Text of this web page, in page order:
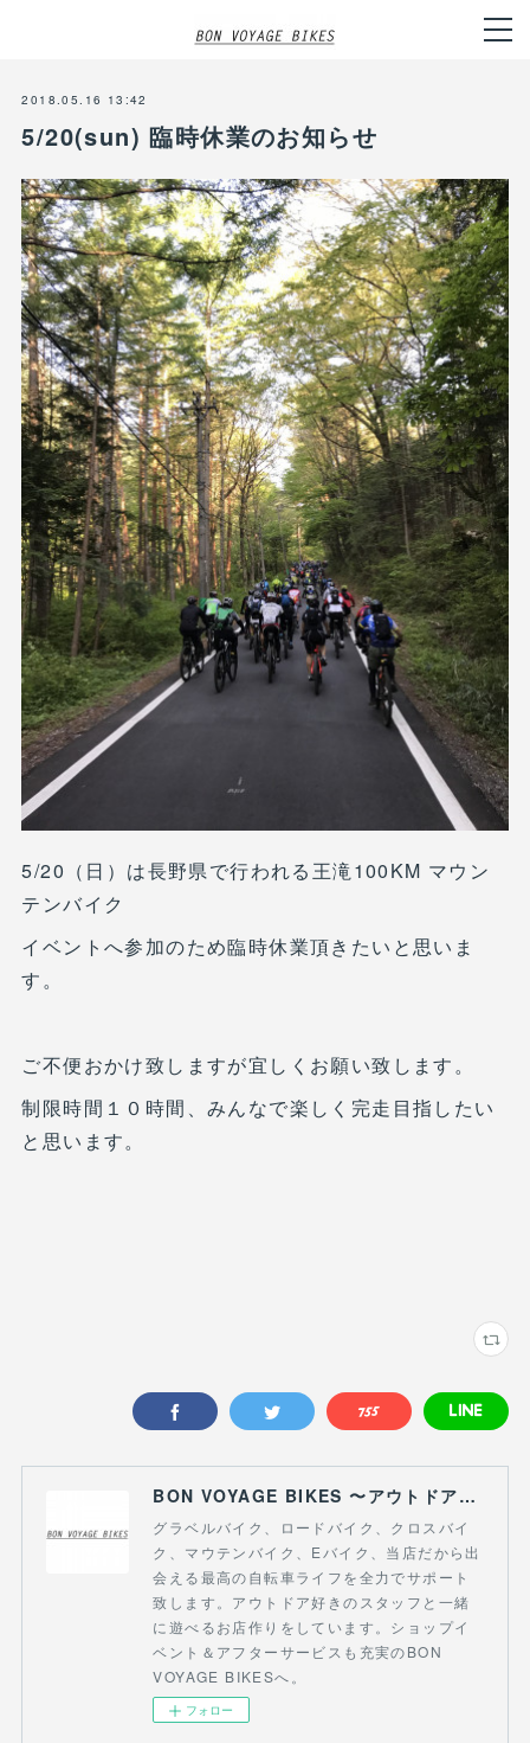
2018.05.16 13:42
5/20(sun) 臨時休業のお知らせ
5/20（日）は長野県で行われる王滝100KM マウン
テンバイク
イベントへ参加のため臨時休業頂きたいと思いま
す。
ご不便おかけ致しますが宜しくお願い致します。
制限時間１０時間、みんなで楽しく完走目指したい
と思います。
BON VOYAGE BIKES 〜アウトドアライフにつながる自転車専門店〜
グラベルバイク、ロードバイク、クロスバイ
ク、マウテンバイク、Eバイク、当店だから出
会える最高の自転車ライフを全力でサポート
致します。アウトドア好きのスタッフと一緒
に遊べるお店作りをしています。ショップイ
ベント＆アフターサービスも充実のBON
VOYAGE BIKESへ。
フォロー